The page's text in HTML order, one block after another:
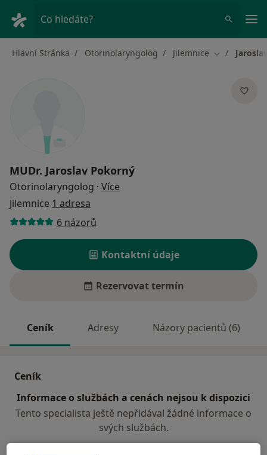
Co hledáte?
Hlavní Stránka Otorinolaryngolog Jilemnice Změna města
MUDr. Jaroslav Pokorný
Otorinolaryngolog · Více
Jilemnice 1 adresa
6 názorů
Kontaktní údaje
Rezervovat termín
Ceník Adresy Názory pacientů (6)
Ceník
Informace o službách a cenách nejsou k dispozici
Tento specialista ještě nepřidával žádné informace o
svých službách.